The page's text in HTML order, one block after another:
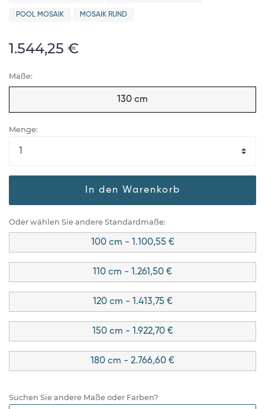
POOL MOSAIK MOSAIK RUND
1.544,25 €
Maße:
130 cm
Menge:
In den Warenkorb
Oder wählen Sie andere Standardmaße:
100 cm - 1.100,55 €
110 cm - 1.261,50 €
120 cm - 1.413,75 €
150 cm - 1.922,70 €
180 cm - 2.766,60 €
Suchen Sie andere Maße oder Farben?